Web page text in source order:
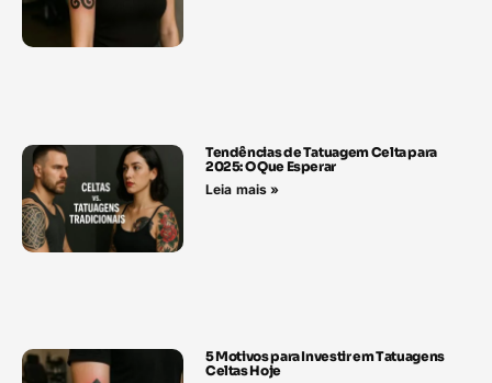
Tendências de Tatuagem Celta para
2025: O Que Esperar
Leia mais »
5 Motivos para Investir em Tatuagens
Celtas Hoje